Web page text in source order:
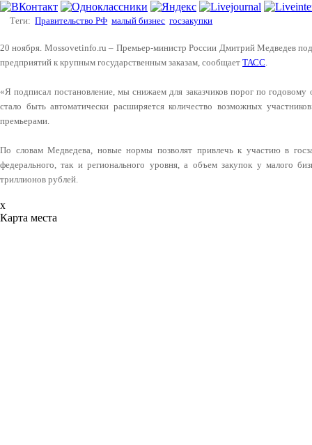
Теги: Правительство РФ малый бизнес госзакупки
20 ноября. Mossovetinfo.ru – Премьер-министр России Дмитрий Медведев
предприятий к крупным государственным заказам, сообщает ТАСС.
«Я подписал постановление, мы снижаем для заказчиков порог по
стало быть автоматически расширяется количество возможных
премьерами.
По словам Медведева, новые нормы позволят привлечь к участию в
федерального, так и регионального уровня, а объем закупок у малого
триллионов рублей.
x
Карта места